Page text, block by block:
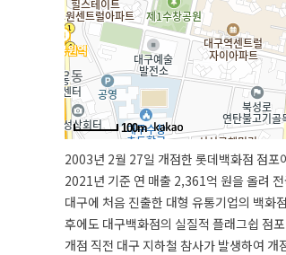
100m
2003년 2월 27일 개점한 롯데백화점 점포
2021년 기준 연 매출 2,361억 원을 올려
대구에 처음 진출한 대형 유통기업의 백화
후에도 대구백화점의 실질적 플래그쉽 점
개점 직전 대구 지하철 참사가 발생하여